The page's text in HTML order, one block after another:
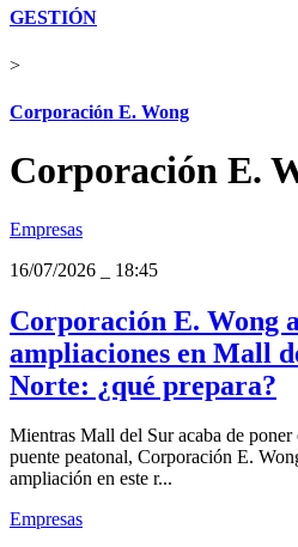
GESTIÓN
>
Corporación E. Wong
Corporación E.
Empresas
16/07/2026
18:45
Corporación E. Wong
ampliaciones en Mall
Norte: ¿qué prepara?
Mientras Mall del Sur acaba de
puente peatonal, Corporación E.
ampliación en este r...
Empresas